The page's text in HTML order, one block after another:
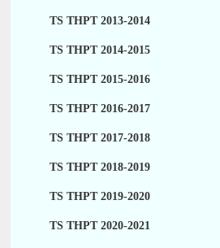
TS THPT 2013-2014
TS THPT 2014-2015
TS THPT 2015-2016
TS THPT 2016-2017
TS THPT 2017-2018
TS THPT 2018-2019
TS THPT 2019-2020
TS THPT 2020-2021